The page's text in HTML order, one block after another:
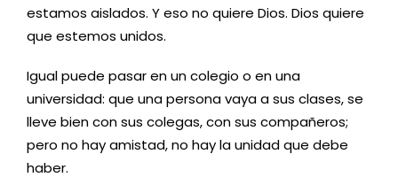
estamos aislados. Y eso no quiere Dios. Dios quiere
que estemos unidos.
Igual puede pasar en un colegio o en una
universidad: que una persona vaya a sus clases, se
lleve bien con sus colegas, con sus compañeros;
pero no hay amistad, no hay la unidad que debe
haber.